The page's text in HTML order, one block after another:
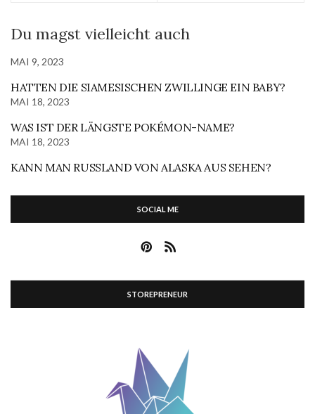
Du magst vielleicht auch
MAI 9, 2023
HATTEN DIE SIAMESISCHEN ZWILLINGE EIN BABY?
MAI 18, 2023
WAS IST DER LÄNGSTE POKÉMON-NAME?
MAI 18, 2023
KANN MAN RUSSLAND VON ALASKA AUS SEHEN?
SOCIAL ME
STOREPRENEUR